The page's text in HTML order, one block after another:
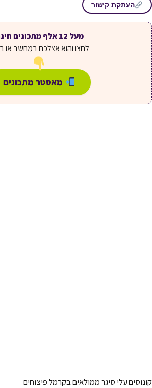
העתקת קישור
מעל 12 אלף מתכונים חינם
לחצו והוא אצלכם במחשב או
מאסטר מתכונים
קונוסים עלי סיגר ממולאים בקרמל פיצוחים